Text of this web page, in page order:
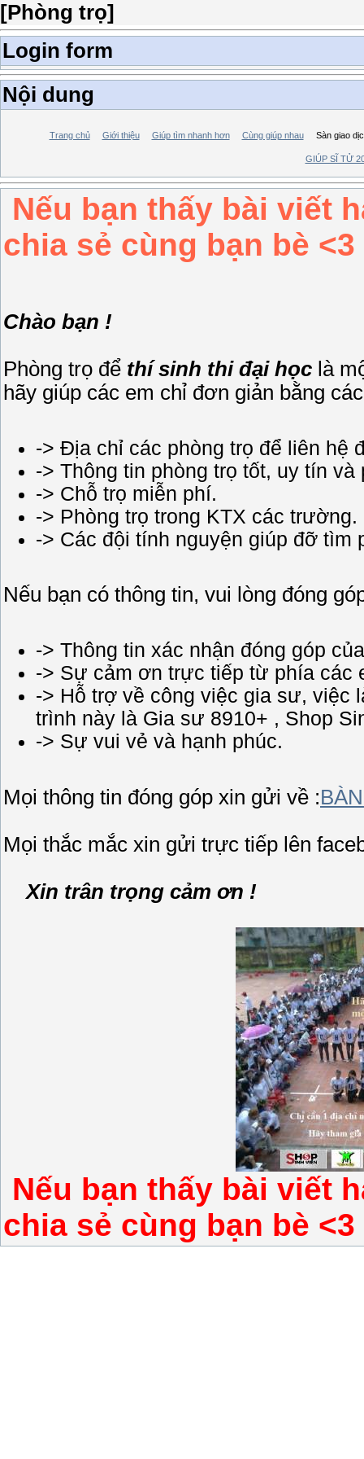
[Phòng trọ]
Login form
Nội dung
Trang chủ Giới thiệu Giúp tìm nhanh hơn Cùng giúp nhau Sàn giao
Nếu bạn thấy bài viết
chia sẻ cùng bạn bè <3
Chào bạn !
Phòng trọ để thí sinh thi đại học là
hãy giúp các em chỉ đơn giản bằng
-> Địa chỉ các phòng trọ để liên hệ
-> Thông tin phòng trọ tốt, uy tín và
-> Chỗ trọ miễn phí.
-> Phòng trọ trong KTX các trường.
-> Các đội tính nguyện giúp đỡ tìm
Nếu bạn có thông tin, vui lòng đóng
-> Thông tin xác nhận đóng góp
-> Sự cảm ơn trực tiếp từ phía các
-> Hỗ trợ về công việc gia sư, việc
trình này là Gia sư 8910+ , Shop
-> Sự vui vẻ và hạnh phúc.
Mọi thông tin đóng góp xin gửi về :
Mọi thắc mắc xin gửi trực tiếp lên
Xin trân trọng cảm ơn !
Nếu bạn thấy bài viết
chia sẻ cùng bạn bè <3